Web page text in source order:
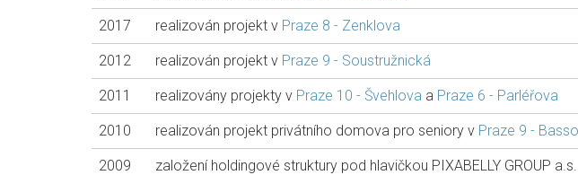
2017 realizován projekt v Praze 8 - Zenklova
2012 realizován projekt v Praze 9 - Soustružnická
2011 realizovány projekty v Praze 10 - Švehlova a Praze 6 - Parléřova
2010 realizován projekt privátního domova pro seniory v Praze 9 -
2009 založení holdingové struktury pod hlavičkou PIXABELLY GROUP a.s.